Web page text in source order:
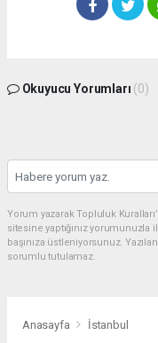
Okuyucu Yorumları (0)
Yorum yazarak Topluluk
sitesine yaptığınız
başınıza üstleniyorsunuz.
sorumlu tutulamaz.
Anasayfa İstanbul